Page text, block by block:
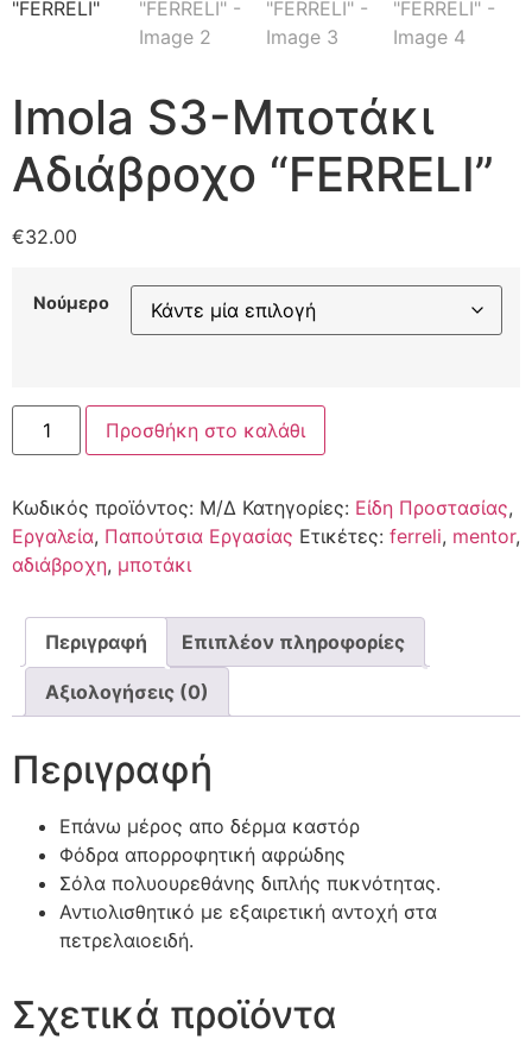
Imola S3-Μποτάκι
Αδιάβροχο “FERRELI”
€32.00
Νούμερο
Προσθήκη στο καλάθι
Κωδικός προϊόντος: Μ/Δ Κατηγορίες: Είδη Προστασίας,
Εργαλεία, Παπούτσια Εργασίας Ετικέτες: ferreli, mentor,
αδιάβροχη, μποτάκι
Περιγραφή Επιπλέον πληροφορίες
Αξιολογήσεις (0)
Περιγραφή
Επάνω μέρος απο δέρμα καστόρ
Φόδρα απορροφητική αφρώδης
Σόλα πολυουρεθάνης διπλής πυκνότητας.
Αντιολισθητικό με εξαιρετική αντοχή στα
πετρελαιοειδή.
Σχετικά προϊόντα